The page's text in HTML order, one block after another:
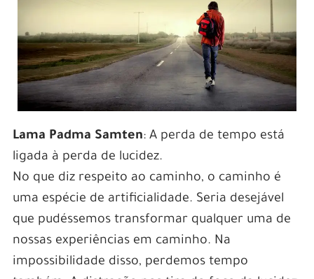
Lama Padma Samten: A perda de tempo está
ligada à perda de lucidez.
No que diz respeito ao caminho, o caminho é
uma espécie de artificialidade. Seria desejável
que pudéssemos transformar qualquer uma de
nossas experiências em caminho. Na
impossibilidade disso, perdemos tempo